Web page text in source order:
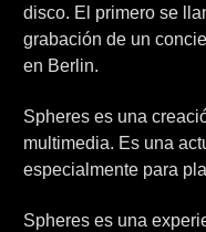
disco. El primero se
grabación de un
en Berlin.
Spheres es una
multimedia. Es una
especialmente para
Spheres es una